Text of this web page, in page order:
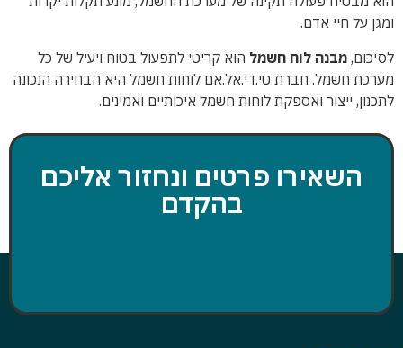
ומגן על חיי אדם.
לסיכום, מבנה לוח חשמל הוא קריטי לתפעול בטוח ויעיל של כל
מערכת חשמל. חברת טי.די.אל.אם לוחות חשמל היא הבחירה הנכונה
לתכנון, ייצור ואספקת לוחות חשמל איכותיים ואמינים.
השאירו פרטים ונחזור אליכם
בהקדם